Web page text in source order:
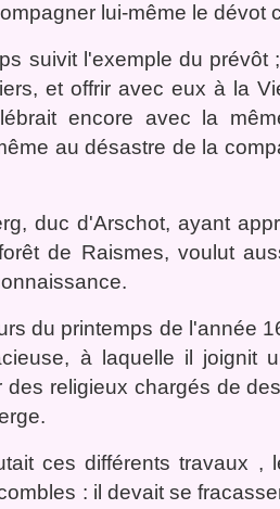
lui-même le dévot
suivit l'exemple du
et offrir avec eux à la
encore avec la
au désastre de la
duc d'Arschot, ayant
de Raismes, voulut
du printemps de l'année
à laquelle il joignit
des religieux chargés de
ces différents travaux ,
: il devait se